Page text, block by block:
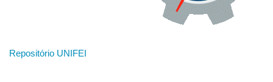
Repositório UNIFEI